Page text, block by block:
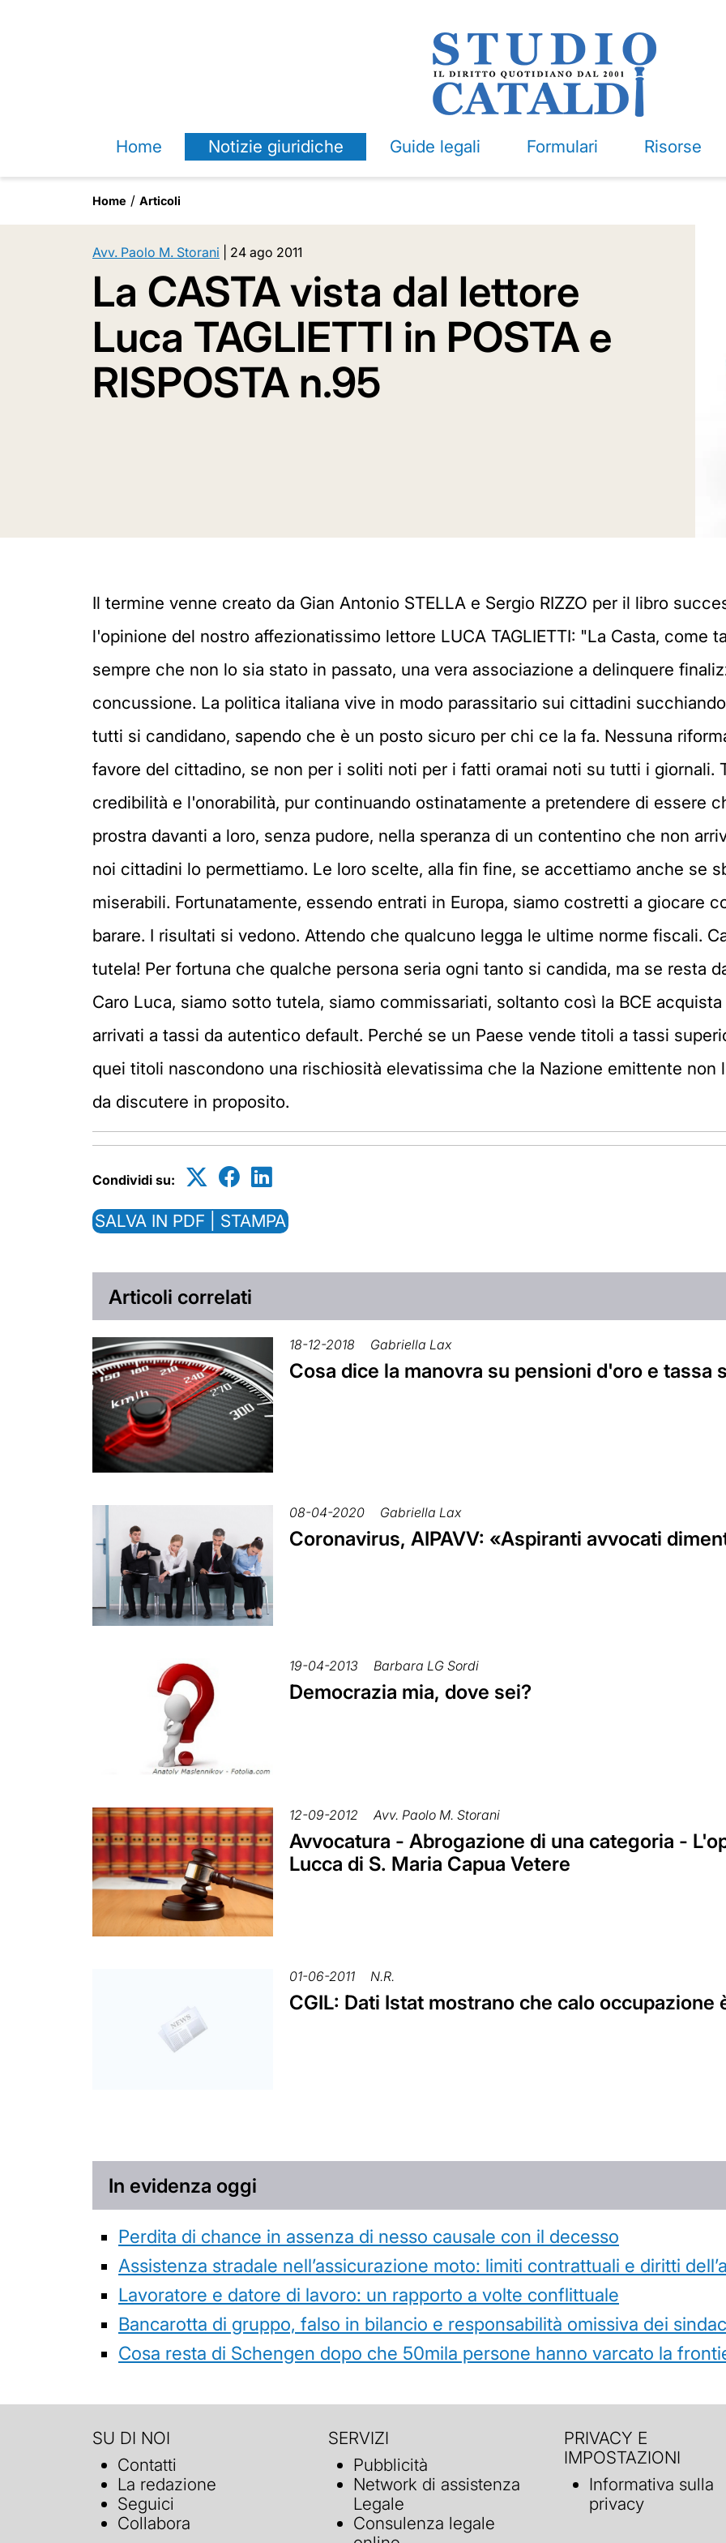
Home Notizie giuridiche Guide legali Formulari Risorse
Home Articoli
Avv. Paolo M. Storani 24 ago 2011
La CASTA vista dal lettore
Luca TAGLIETTI in POSTA e
RISPOSTA n.95
Il termine venne creato da Gian Antonio STELLA e Sergio RIZZO per il libro
l'opinione del nostro affezionatissimo lettore LUCA TAGLIETTI: "La Casta, come
sempre che non lo sia stato in passato, una vera associazione a delinquere
concussione. La politica italiana vive in modo parassitario sui cittadini
tutti si candidano, sapendo che è un posto sicuro per chi ce la fa. Nessuna
favore del cittadino, se non per i soliti noti per i fatti oramai noti su tutti i giornali.
credibilità e l'onorabilità, pur continuando ostinatamente a pretendere di essere
prostra davanti a loro, senza pudore, nella speranza di un contentino che non
noi cittadini lo permettiamo. Le loro scelte, alla fin fine, se accettiamo anche se
miserabili. Fortunatamente, essendo entrati in Europa, siamo costretti a giocare
barare. I risultati si vedono. Attendo che qualcuno legga le ultime norme fiscali.
tutela! Per fortuna che qualche persona seria ogni tanto si candida, ma se resta
Caro Luca, siamo sotto tutela, siamo commissariati, soltanto così la BCE
arrivati a tassi da autentico default. Perché se un Paese vende titoli a tassi
quei titoli nascondono una rischiosità elevatissima che la Nazione emittente non
da discutere in proposito.
Condividi su:
SALVA IN PDF | STAMPA
Articoli correlati
18-12-2018 Gabriella Lax
Cosa dice la manovra su pensioni d'oro e tassa
08-04-2020 Gabriella Lax
Coronavirus, AIPAVV: «Aspiranti avvocati
19-04-2013 Barbara LG Sordi
Democrazia mia, dove sei?
12-09-2012 Avv. Paolo M. Storani
Avvocatura - Abrogazione di una categoria -
Lucca di S. Maria Capua Vetere
01-06-2011 N.R.
CGIL: Dati Istat mostrano che calo occupazione
In evidenza oggi
Perdita di chance in assenza di nesso causale con il decesso
Assistenza stradale nell’assicurazione moto: limiti contrattuali e diritti
Lavoratore e datore di lavoro: un rapporto a volte conflittuale
Bancarotta di gruppo, falso in bilancio e responsabilità omissiva dei
Cosa resta di Schengen dopo che 50mila persone hanno varcato la
SU DI NOI
Contatti
La redazione
Seguici
Collabora
SERVIZI
Pubblicità
Network di assistenza
Legale
Consulenza legale
PRIVACY E
IMPOSTAZIONI
Informativa sulla
privacy